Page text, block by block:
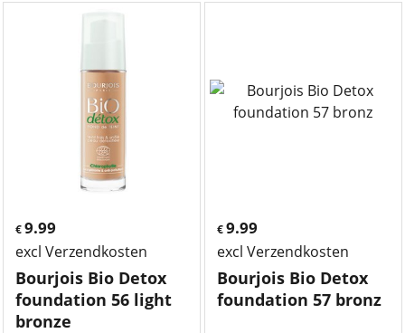
€ 9.99
excl Verzendkosten
Bourjois Bio Detox
foundation 56 light
bronze
€9.99
excl Verzendkosten
Bourjois Bio Detox
foundation 57 bronz